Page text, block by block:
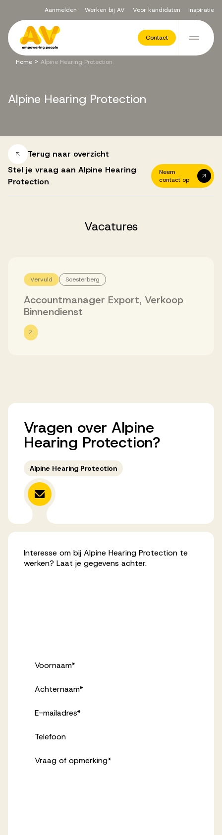
Ga naar de inhoud
Aanmelden Werken bij AV Voor kandidaten Inspiratie
Contact
Voor opdrachtgevers
Recruitment Services
Vacatures
Successen
Succesverhalen
Vervulde vacatures
Ons team
Werken bij AV
Aanmelden
Voor kandidaten
Home > Alpine Hearing Protection
Alpine Hearing Protection
Terug naar overzicht
Stel je vraag aan Alpine Hearing
Protection
Neem
contact op
Vacatures
Vervuld Soesterberg
Accountmanager Export, Verkoop
Binnendienst
Vragen over Alpine
Hearing Protection?
Alpine Hearing Protection
Interesse om bij Alpine Hearing Protection te
werken? Laat je gegevens achter.
Voornaam*
Achternaam*
E-mailadres*
Telefoon
Vraag of opmerking*